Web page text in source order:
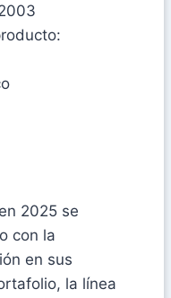
2025 se
con la
en sus
la línea